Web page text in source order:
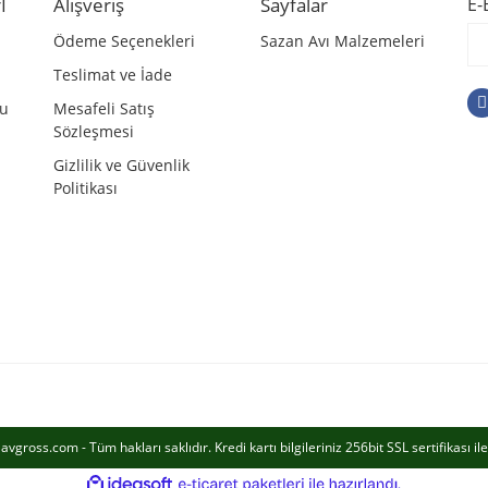
Ödeme Seçenekleri
Teslimat ve İade
Mesafeli Satış
Sözleşmesi
Gizlilik ve Güvenlik
Politikası
Sazan Avı Malzemeleri
- Tüm hakları saklıdır. Kredi kartı bilgileriniz 256bit SSL sertifikası
ideasoft e-